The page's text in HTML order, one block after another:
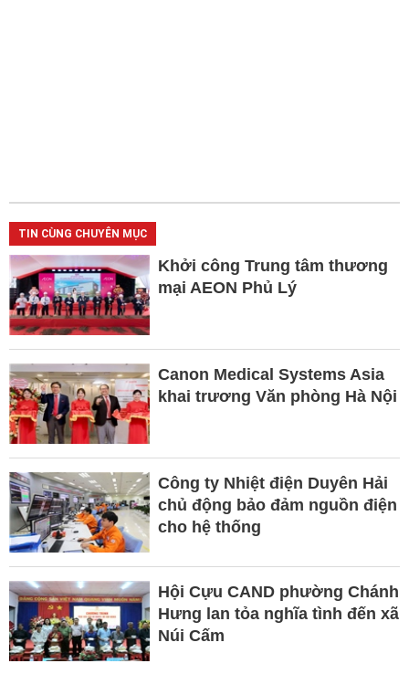
TIN CÙNG CHUYÊN MỤC
Khởi công Trung tâm thương
mại AEON Phủ Lý
Canon Medical Systems Asia
khai trương Văn phòng Hà Nội
Công ty Nhiệt điện Duyên Hải
chủ động bảo đảm nguồn điện
cho hệ thống
Hội Cựu CAND phường Chánh
Hưng lan tỏa nghĩa tình đến xã
Núi Cấm